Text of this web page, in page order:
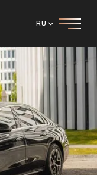
RU